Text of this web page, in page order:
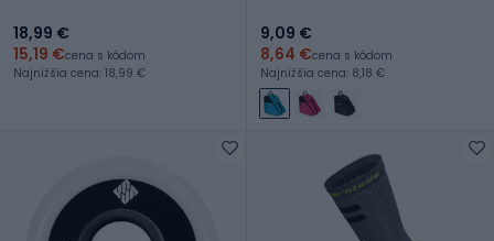
18,99 €
15,19 €cena s kódom
Najnižšia cena: 18,99 €
9,09 €
8,64 €cena s kódom
Najnižšia cena: 8,18 €